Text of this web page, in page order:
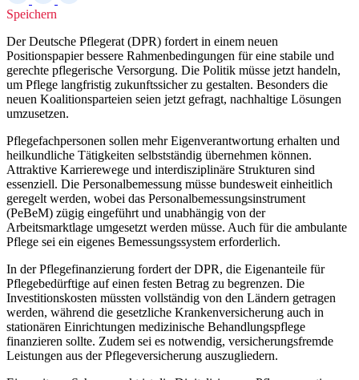
Speichern
Der Deutsche Pflegerat (DPR) fordert in einem neuen
Positionspapier bessere Rahmenbedingungen für eine stabile und
gerechte pflegerische Versorgung. Die Politik müsse jetzt handeln,
um Pflege langfristig zukunftssicher zu gestalten. Besonders die
neuen Koalitionsparteien seien jetzt gefragt, nachhaltige Lösungen
umzusetzen.
Pflegefachpersonen sollen mehr Eigenverantwortung erhalten und
heilkundliche Tätigkeiten selbstständig übernehmen können.
Attraktive Karrierewege und interdisziplinäre Strukturen sind
essenziell. Die Personalbemessung müsse bundesweit einheitlich
geregelt werden, wobei das Personalbemessungsinstrument
(PeBeM) zügig eingeführt und unabhängig von der
Arbeitsmarktlage umgesetzt werden müsse. Auch für die ambulante
Pflege sei ein eigenes Bemessungssystem erforderlich.
In der Pflegefinanzierung fordert der DPR, die Eigenanteile für
Pflegebedürftige auf einen festen Betrag zu begrenzen. Die
Investitionskosten müssten vollständig von den Ländern getragen
werden, während die gesetzliche Krankenversicherung auch in
stationären Einrichtungen medizinische Behandlungspflege
finanzieren sollte. Zudem sei es notwendig, versicherungsfremde
Leistungen aus der Pflegeversicherung auszugliedern.